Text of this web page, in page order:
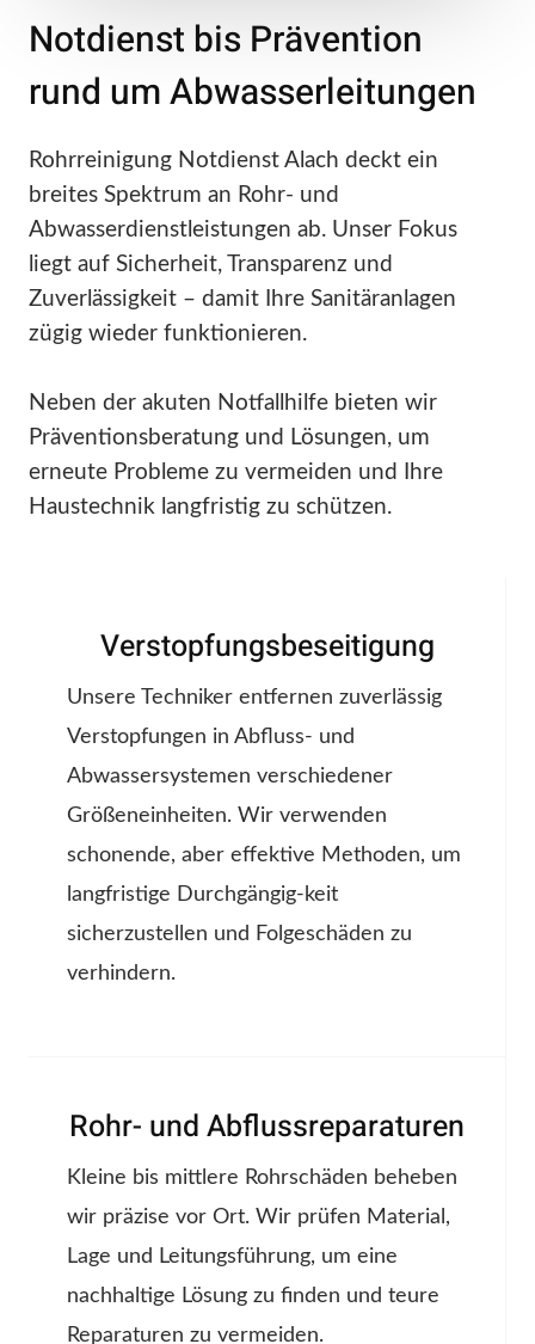
Notdienst bis Prävention
rund um Abwasserleitungen
Rohrreinigung Notdienst Alach deckt ein
breites Spektrum an Rohr- und
Abwasserdienstleistungen ab. Unser Fokus
liegt auf Sicherheit, Transparenz und
Zuverlässigkeit – damit Ihre Sanitäranlagen
zügig wieder funktionieren.
Neben der akuten Notfallhilfe bieten wir
Präventionsberatung und Lösungen, um
erneute Probleme zu vermeiden und Ihre
Haustechnik langfristig zu schützen.
Verstopfungsbeseitigung
Unsere Techniker entfernen zuverlässig
Verstopfungen in Abfluss- und
Abwassersystemen verschiedener
Größeneinheiten. Wir verwenden
schonende, aber effektive Methoden, um
langfristige Durchgängig-keit
sicherzustellen und Folgeschäden zu
verhindern.
Rohr- und Abflussreparaturen
Kleine bis mittlere Rohrschäden beheben
wir präzise vor Ort. Wir prüfen Material,
Lage und Leitungsführung, um eine
nachhaltige Lösung zu finden und teure
Reparaturen zu vermeiden.